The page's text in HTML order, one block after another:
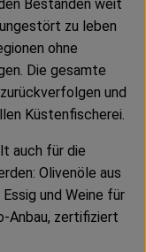
Beständen weit
zu leben
ohne
Die gesamte
und
Küstenfischerei.
auch für die
Olivenöle aus
und Weine für
Anbau, zertifiziert